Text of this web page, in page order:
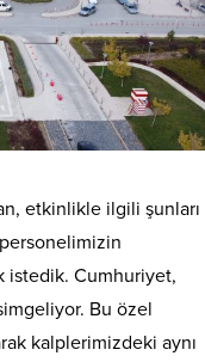
etkinlikle ilgili şunları
istedik. Cumhuriyet,
Bu özel
kalplerimizdeki aynı